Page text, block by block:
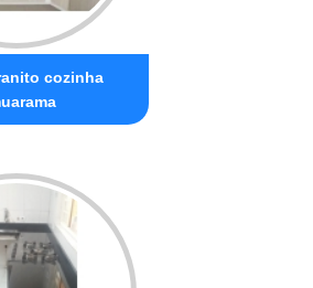
cozinha